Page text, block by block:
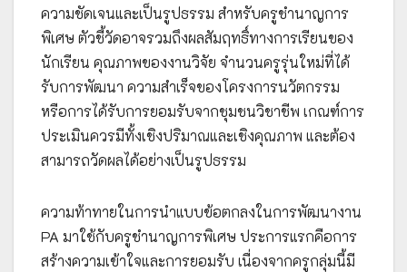
ความชัดเจนและเป็นรูปธรรม สำหรับครูชำนาญการ
พิเศษ ตัวชี้วัดอาจรวมถึงผลสัมฤทธิ์ทางการเรียนของ
นักเรียน คุณภาพของงานวิจัย จำนวนครูรุ่นใหม่ที่ได้
รับการพัฒนา ความสำเร็จของโครงการนวัตกรรม
หรือการได้รับการยอมรับจากชุมชนวิชาชีพ เกณฑ์การ
ประเมินควรมีทั้งเชิงปริมาณและเชิงคุณภาพ และต้อง
สามารถวัดผลได้อย่างเป็นรูปธรรม
ความท้าทายในการนำแบบข้อตกลงในการพัฒนางาน
PA มาใช้กับครูชำนาญการพิเศษ ประการแรกคือการ
สร้างความเข้าใจและการยอมรับ เนื่องจากครูกลุ่มนี้มี